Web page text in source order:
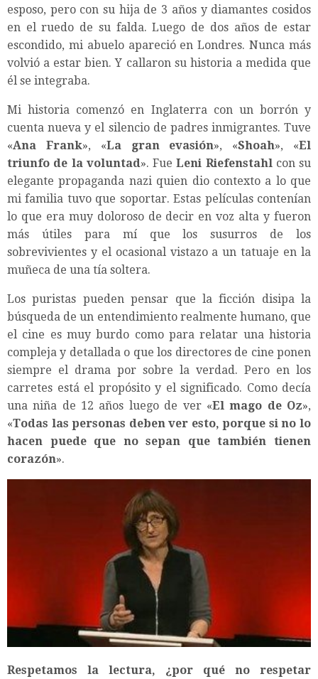
esposo, pero con su hija de 3 años y diamantes cosidos
en el ruedo de su falda. Luego de dos años de estar
escondido, mi abuelo apareció en Londres. Nunca más
volvió a estar bien. Y callaron su historia a medida que
él se integraba.
Mi historia comenzó en Inglaterra con un borrón y
cuenta nueva y el silencio de padres inmigrantes. Tuve
«Ana Frank», «La gran evasión», «Shoah», «El
triunfo de la voluntad». FueLeni Riefenstahlcon su
elegante propaganda nazi quien dio contexto a lo que
mi familia tuvo que soportar. Estas películas contenían
lo que era muy doloroso de decir en voz alta y fueron
más útiles para mí que los susurros de los
sobrevivientes y el ocasional vistazo a un tatuaje en la
muñeca de una tía soltera.
Los puristas pueden pensar que la ficción disipa la
búsqueda de un entendimiento realmente humano, que
el cine es muy burdo como para relatar una historia
compleja y detallada o que los directores de cine ponen
siempre el drama por sobre la verdad. Pero en los
carretes está el propósito y el significado. Como decía
una niña de 12 años luego de ver «El mago de Oz»,
«Todas las personas deben ver esto, porque si no lo
hacen puede que no sepan que también tienen
corazón».
Respetamos la lectura, ¿por qué no respetar